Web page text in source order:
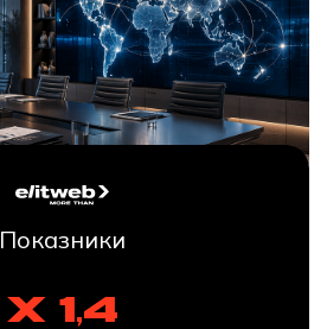
Показники
x 1,4